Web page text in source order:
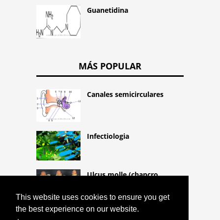
This website uses cookies to ensure you get
the best experience on our website.
Guanetidina
MÁS POPULAR
Canales semicirculares
Infectiologia
Ulcus molle (chancro